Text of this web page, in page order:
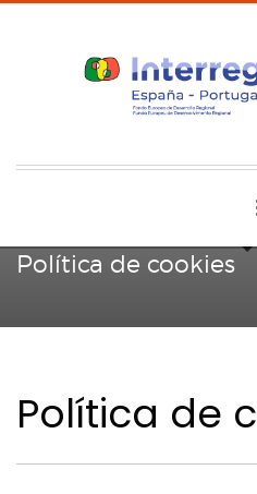
Política de cookies
Política de